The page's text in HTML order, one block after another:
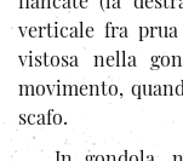
verticale fra
vistosa nella
movimento,
scafo.